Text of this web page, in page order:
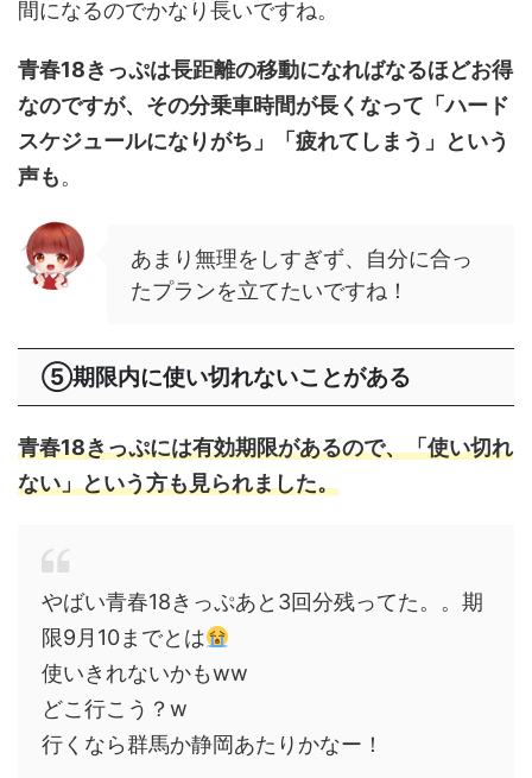
間になるのでかなり長いですね。
青春18きっぷは長距離の移動になればなるほどお得
なのですが、その分乗車時間が長くなって「ハード
スケジュールになりがち」「疲れてしまう」という
声も。
あまり無理をしすぎず、自分に合っ
たプランを立てたいですね！
⑤期限内に使い切れないことがある
青春18きっぷには有効期限があるので、「使い切れ
ない」という方も見られました。
やばい青春18きっぷあと3回分残ってた。。期
限9月10までとは
使いきれないかもww
どこ行こう？w
行くなら群馬か静岡あたりかなー！